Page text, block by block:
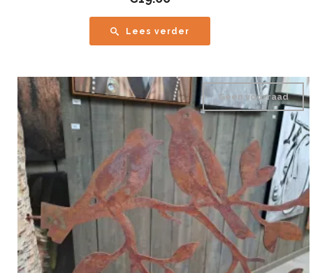
Lees verder
Geen voorraad